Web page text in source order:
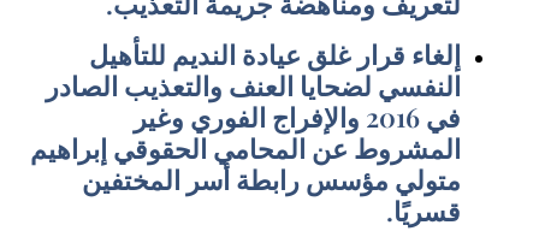
إلغاء قرار غلق عيادة النديم للتأهيل
النفسي لضحايا العنف والتعذيب الصادر
في 2016 والإفراج الفوري وغير
المشروط عن المحامي الحقوقي إبراهيم
متولي مؤسس رابطة أسر المختفين
قسريًا.